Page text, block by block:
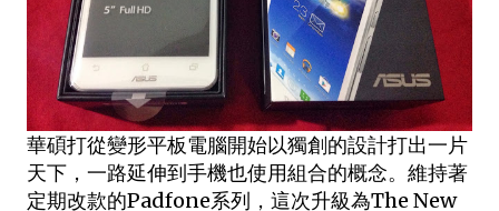
華碩打從變形平板電腦開始以獨創的設計打出一片
天下，一路延伸到手機也使用組合的概念。維持著
定期改款的Padfone系列，這次升級為The New